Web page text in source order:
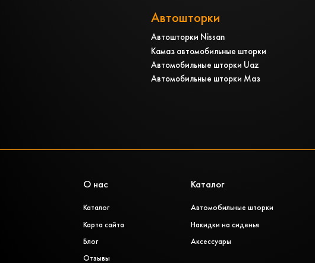
Автошторки
Автошторки Nissan
Камаз автомобильные шторки
Автомобильные шторки Uaz
Автомобильные шторки Маз
О нас
Каталог
Карта сайта
Блог
Отзывы
Каталог
Автомобильные шторки
Накидки на сиденья
Аксессуары